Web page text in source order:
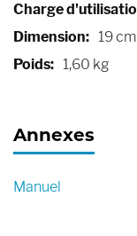
19 cm
1,60 kg
Annexes
Manuel